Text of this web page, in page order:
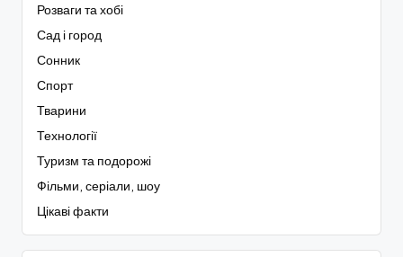
Розваги та хобі
Сад і город
Сонник
Спорт
Тварини
Технології
Туризм та подорожі
Фільми, серіали, шоу
Цікаві факти